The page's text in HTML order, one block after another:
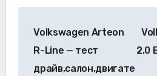
по
записям
Volkswagen Arteon
R-Line — тест
драйв,салон,двигате
2.0